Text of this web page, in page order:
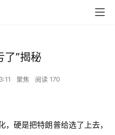
了”揭秘
聚焦 阅读 170
硬是把特朗普给选了上去，